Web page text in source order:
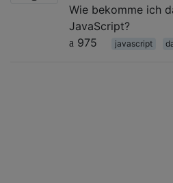
Wie bekomme ich
JavaScript?
975
javascript